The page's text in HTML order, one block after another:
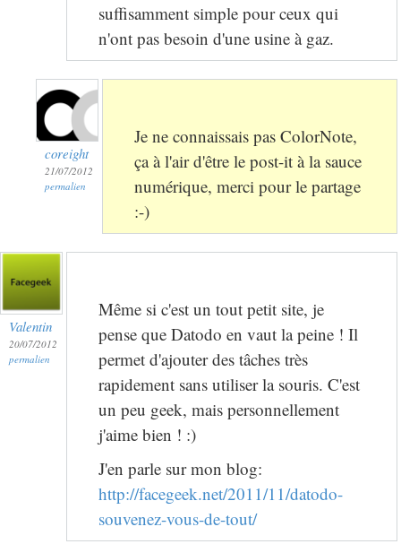
suffisamment simple pour ceux qui
n'ont pas besoin d'une usine à gaz.
coreight
21/07/2012
permalien
Je ne connaissais pas ColorNote,
ça à l'air d'être le post-it à la sauce
numérique, merci pour le partage
:-)
Valentin
20/07/2012
permalien
Même si c'est un tout petit site, je
pense que Datodo en vaut la peine ! Il
permet d'ajouter des tâches très
rapidement sans utiliser la souris. C'est
un peu geek, mais personnellement
j'aime bien ! :)
J'en parle sur mon blog:
http://facegeek.net/2011/11/datodo-
souvenez-vous-de-tout/